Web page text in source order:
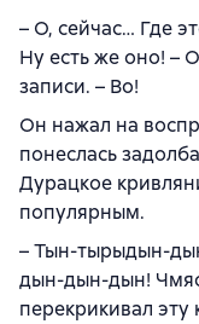
– О, сейчас… Где
Ну есть же оно! –
записи. – Во!
Он нажал на
понеслась
Дурацкое
популярным.
– Тын-тырыдын-
дын-дын-дын!
перекрикивал